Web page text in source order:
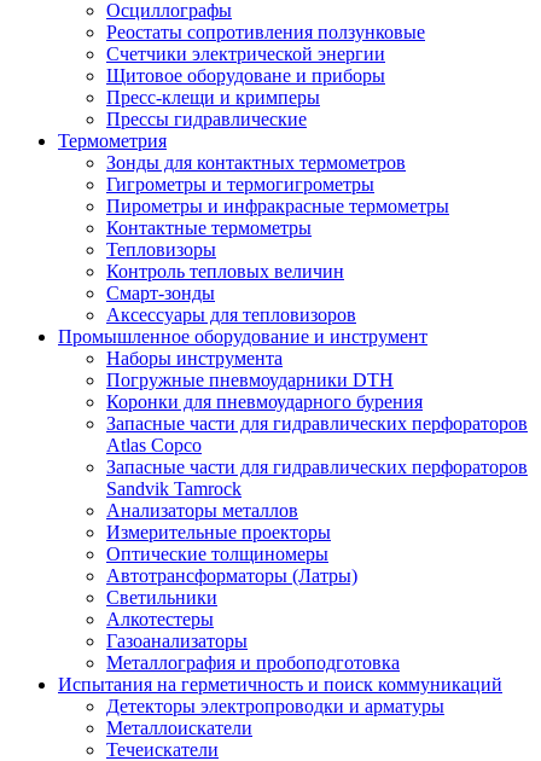
Осциллографы
Реостаты сопротивления ползунковые
Счетчики электрической энергии
Щитовое оборудоване и приборы
Пресс-клещи и кримперы
Прессы гидравлические
Термометрия
Зонды для контактных термометров
Гигрометры и термогигрометры
Пирометры и инфракрасные термометры
Контактные термометры
Тепловизоры
Контроль тепловых величин
Смарт-зонды
Аксессуары для тепловизоров
Промышленное оборудование и инструмент
Наборы инструмента
Погружные пневмоударники DTH
Коронки для пневмоударного бурения
Запасные части для гидравлических перфораторов
Atlas Copco
Запасные части для гидравлических перфораторов
Sandvik Tamrock
Анализаторы металлов
Измерительные проекторы
Оптические толщиномеры
Автотрансформаторы (Латры)
Светильники
Алкотестеры
Газоанализаторы
Металлография и пробоподготовка
Испытания на герметичность и поиск коммуникаций
Детекторы электропроводки и арматуры
Металлоискатели
Течеискатели